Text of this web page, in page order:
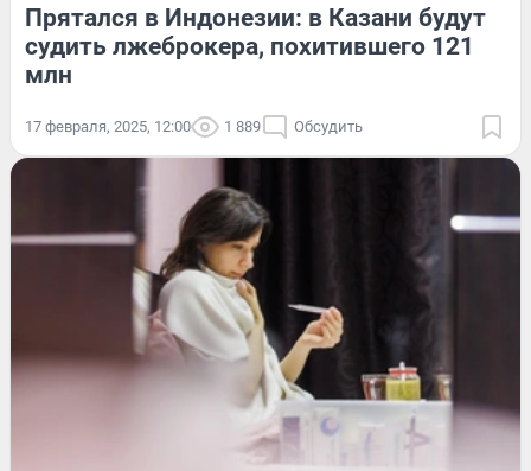
Прятался в Индонезии: в Казани будут
судить лжеброкера, похитившего 121
млн
17 февраля, 2025, 12:00 1 889 Обсудить